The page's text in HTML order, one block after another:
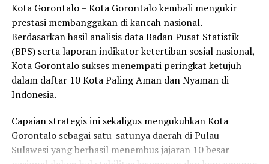
Kota Gorontalo – Kota Gorontalo kembali mengukir
prestasi membanggakan di kancah nasional.
Berdasarkan hasil analisis data Badan Pusat Statistik
(BPS) serta laporan indikator ketertiban sosial nasional,
Kota Gorontalo sukses menempati peringkat ketujuh
dalam daftar 10 Kota Paling Aman dan Nyaman di
Indonesia.
Capaian strategis ini sekaligus mengukuhkan Kota
Gorontalo sebagai satu-satunya daerah di Pulau
Sulawesi yang berhasil menembus jajaran 10 besar